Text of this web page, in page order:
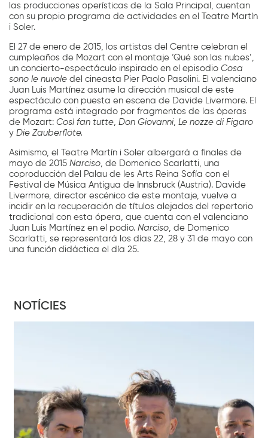
las producciones operísticas de la Sala Principal, cuentan
con su propio programa de actividades en el Teatre Martín
i Soler.
El 27 de enero de 2015, los artistas del Centre celebran el
cumpleaños de Mozart con el montaje ‘Qué son las nubes’,
un concierto-espectáculo inspirado en el episodioCosa
sono le nuvole del cineasta Pier Paolo Pasolini. El valenciano
Juan Luis Martínez asume la dirección musical de este
espectáculo con puesta en escena de Davide Livermore. El
programa está integrado por fragmentos de las óperas
de Mozart:Così fan tutte ,Don Giovanni ,Le nozze di Figaro
yDie Zauberflöte.
Asimismo, el Teatre Martín i Soler albergará a finales de
mayo de 2015Narciso, de Domenico Scarlatti, una
coproducción del Palau de les Arts Reina Sofía con el
Festival de Música Antigua de Innsbruck (Austria). Davide
Livermore, director escénico de este montaje, vuelve a
incidir en la recuperación de títulos alejados del repertorio
tradicional con esta ópera, que cuenta con el valenciano
Juan Luis Martínez en el podio.Narciso, de Domenico
Scarlatti, se representará los días 22, 28 y 31 de mayo con
una función didáctica el día 25.
NOTÍCIES